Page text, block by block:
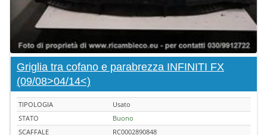
Griglia tra cofano e parabrezza INFINITI FX
(09/08>04/14<)
TIPOLOGIA
Usato
STATO
Buono
SCAFFALE
RC0002890848